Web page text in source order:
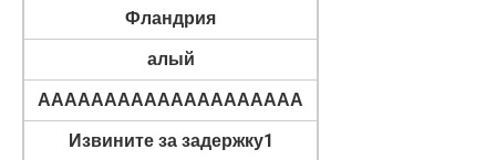
Фландрия
алый
АААААААААААААААААААА
Извините за задержку1